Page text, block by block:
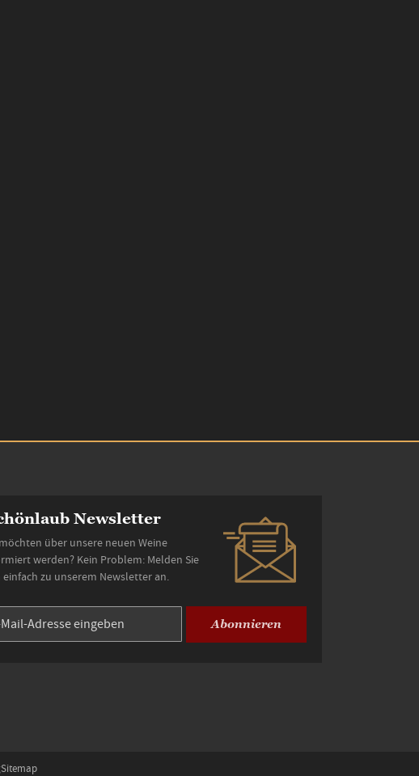
Newsletter
über unsere neuen Weine
werden? Kein Problem: Melden Sie
einfach zu unserem Newsletter an.
Abonnieren
Sitemap